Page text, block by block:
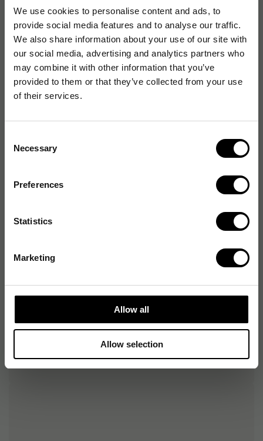
We use cookies to personalise content and ads, to
provide social media features and to analyse our traffic.
We also share information about your use of our site with
our social media, advertising and analytics partners who
may combine it with other information that you’ve
provided to them or that they’ve collected from your use
of their services.
Selection
Necessary
Preferences
Statistics
Marketing
Allow all
Allow selection
Originalnummer: 62D2000
EAN: 734646431132